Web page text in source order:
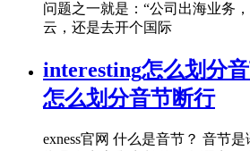
问题之一就是：“公司出海业务
云，还是去开个国际
interesting怎么划分
怎么划分音节断行
exness官网 什么是音节？ 音节